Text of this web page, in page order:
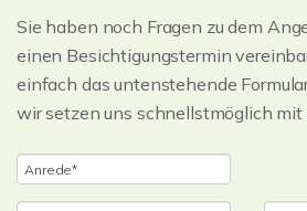
Sie haben noch Fragen zu dem
einen Besichtigungstermin
einfach das untenstehende
wir setzen uns schnellstmöglich mit